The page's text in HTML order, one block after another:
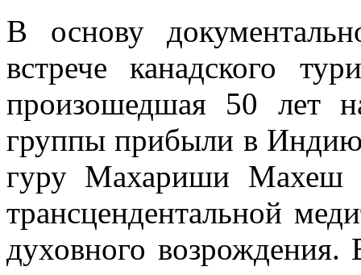
В основу
встрече канадского
произошедшая 50 лет
группы прибыли в
гуру Махариши Махеш
трансцендентальной
духовного